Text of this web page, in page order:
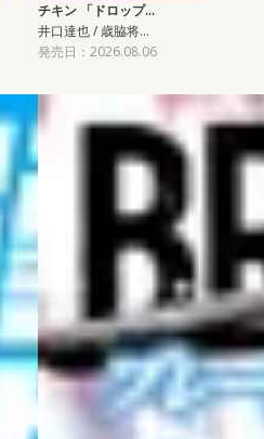
チキン 「ドロップ…
井口達也 / 歳脇将…
発売日：2026.08.06